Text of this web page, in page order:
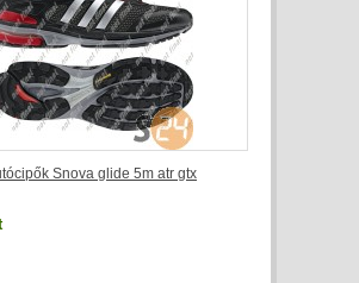
Snova glide 5m atr gtx